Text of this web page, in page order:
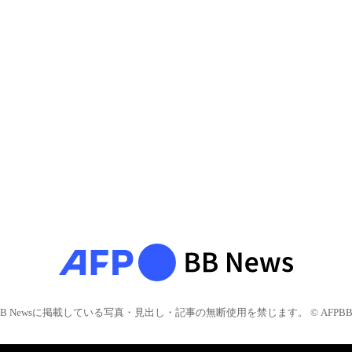
Newsに掲載している写真・見出し・記事の無断使用を禁じます。 © AFPBB